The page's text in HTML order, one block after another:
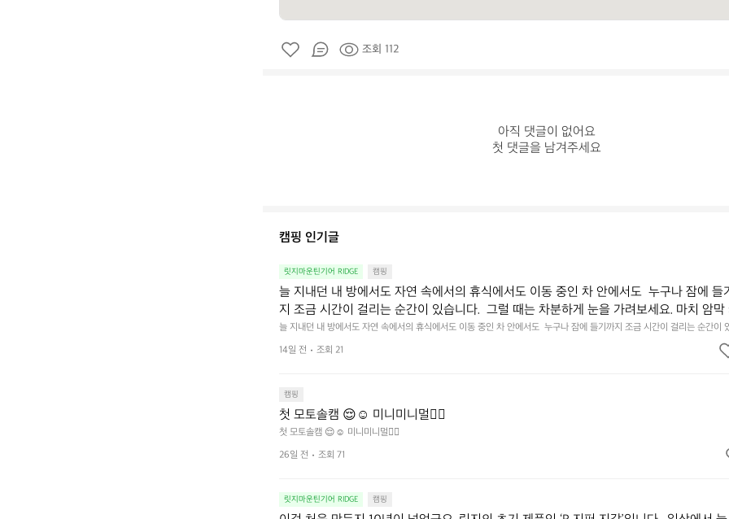
조회 112
아직 댓글이 없어요
첫 댓글을 남겨주세요
캠핑 인기글
릿지마운틴기어 RIDGE 캠핑
늘 지내던 내 방에서도 자연 속에서의 휴식에서도 이동 중인 차 안에서도  누구나 잠에 들
지 조금 시간이 걸리는 순간이 있습니다.  그럴 때는 차분하게 눈을 가려보세요. 마치 암막
을 조용히 내리듯이.  Polartec® Wind Pro™의 온기가 눈가를 포근히 감싸줍니다.  차가운
를 차단하고, 얼굴에 밀착하여 빛을 막아줍니다.  이 슬립 웜을 쓰는 것만으로 그곳은 나만
늘 지내던 내 방에서도 자연 속에서의 휴식에서도 이동 중인 차 안에서도  누구나 잠에 들기까지 조금 시간이 걸리는 순간이
다.  그럴 때는 차분하게 눈을 가려보세요. 마치 암막 커튼을 조용히 내리듯이.  Polartec® Wind Pro™의 온기가 눈가를 포
줍니다.  차가운 공기를 차단하고, 얼굴에 밀착하여 빛을 막아줍니다.  이 슬립 웜을 쓰는 것만으로 그곳은 나만의 밤이 됩니
14일 전 조회 21
캠핑
첫 모토솔캠 😌☺️ 미니미니멀👌🏼
첫 모토솔캠 😌☺️ 미니미니멀👌🏼
26일 전
조회 71
릿지마운틴기어 RIDGE 캠핑